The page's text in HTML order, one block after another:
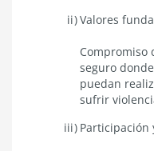
Valores
Compromiso
seguro
puedan
sufrir
Participación